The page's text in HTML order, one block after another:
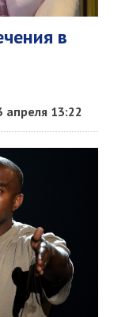
в
апреля 13:22